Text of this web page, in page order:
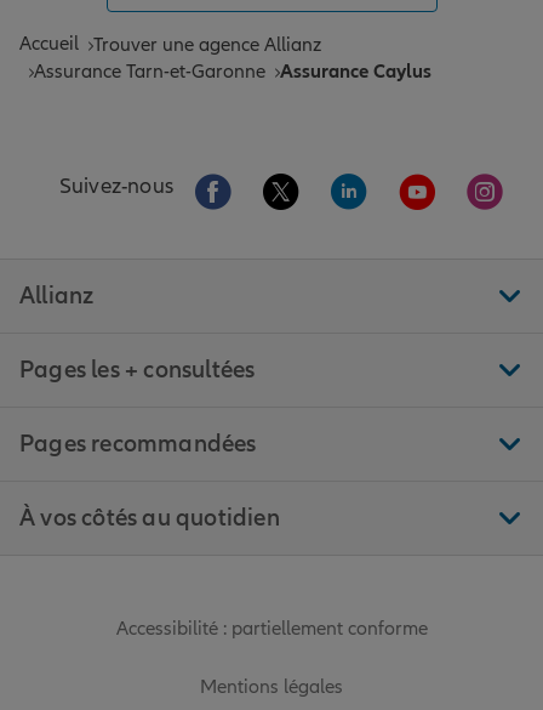
Accueil Trouver une agence Allianz
Assurance Tarn-et-Garonne Assurance Caylus
Suivez-nous Aller sur la page Facebook de Allianz
Aller sur la page Twitter de
Aller sur la page
Aller sur la
Aller
Allianz
Pages les + consultées
Pages recommandées
À vos côtés au quotidien
Accessibilité : partiellement conforme
Mentions légales